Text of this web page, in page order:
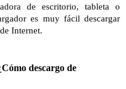
de escritorio, tableta o
es muy fácil descargar
Internet.
descargo de